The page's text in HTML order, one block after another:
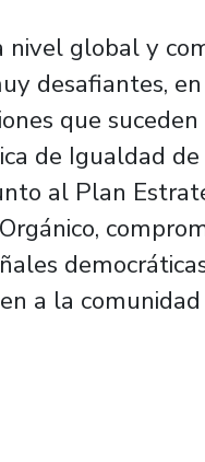
global y
desafiantes,
que
de Igualdad
al Plan
a la